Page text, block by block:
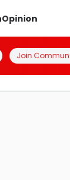
Opinion
Join